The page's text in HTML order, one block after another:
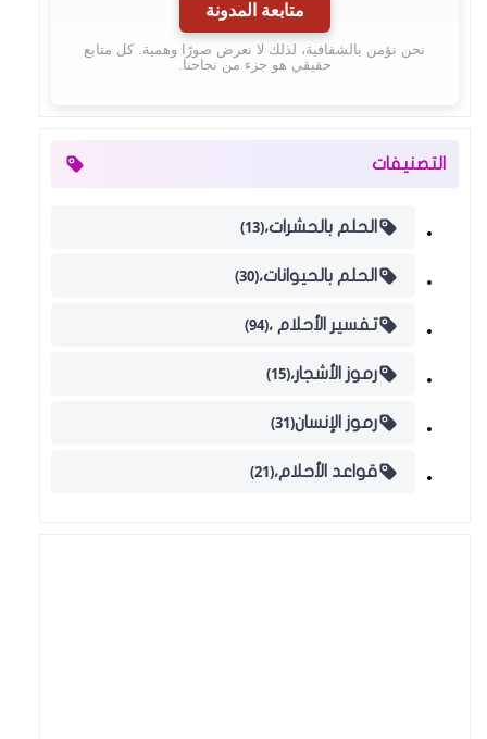
متابعة المدونة
نحن نؤمن بالشفافية، لذلك لا نعرض صورًا وهمية. كل متابع
حقيقي هو جزء من نجاحنا.
التصنيفات
الحلم بالحشرات،(13)
الحلم بالحيوانات،(30)
تفسير الأحلام ،(94)
رموز الأشجار،(15)
رموز الإنسان(31)
قواعد الأحلام،(21)